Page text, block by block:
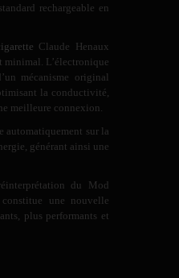
rechargeable en
Claude Henaux
minimal. L’électronique
mécanisme original
la conductivité,
meilleure connexion.
automatiquement sur la
générant ainsi une
du Mod
une nouvelle
plus performants et